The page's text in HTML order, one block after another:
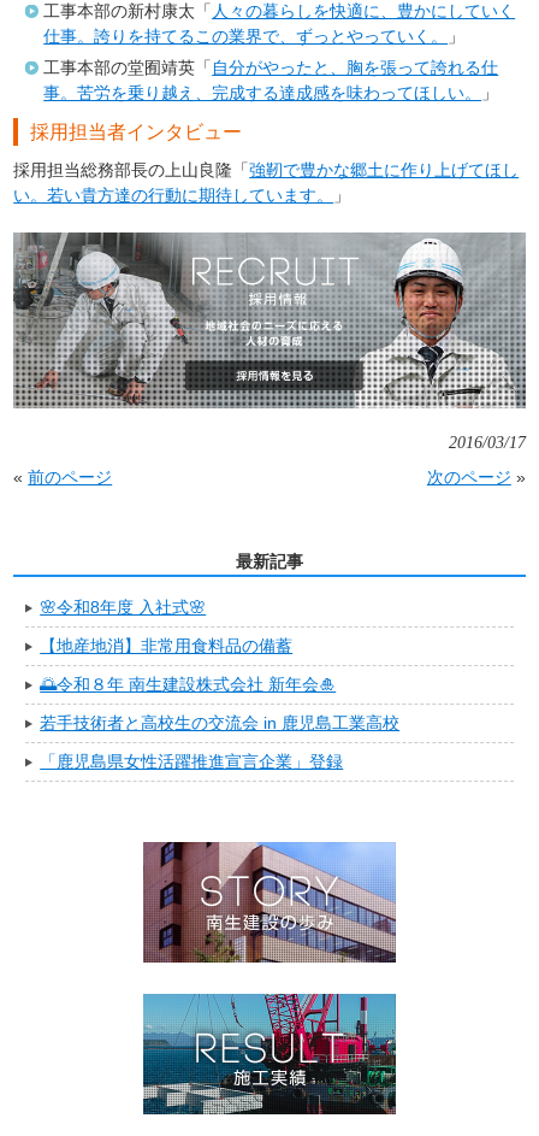
工事本部の新村康太「 人々の暮らしを快適に、豊かにしていく
仕事。誇りを持てるこの業界で、ずっとやっていく。
」
工事本部の堂囿靖英「 自分がやったと、胸を張って誇れる仕
事。苦労を乗り越え、完成する達成感を味わってほしい。
」
採用担当者インタビュー
採用担当総務部長の上山良隆「強靭で豊かな郷土に作り上げてほし
い。若い貴方達の行動に期待しています。
」
2016/03/17
«前のページ 次のページ »
最新記事
🌸令和8年度 入社式🌸
【地産地消】非常用食料品の備蓄
🌅令和８年 南生建設株式会社 新年会🎍
若手技術者と高校生の交流会 in 鹿児島工業高校
「鹿児島県女性活躍推進宣言企業」登録